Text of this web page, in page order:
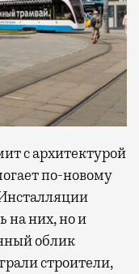
с архитектурой
по-новому
на них, но и
облик
строители,